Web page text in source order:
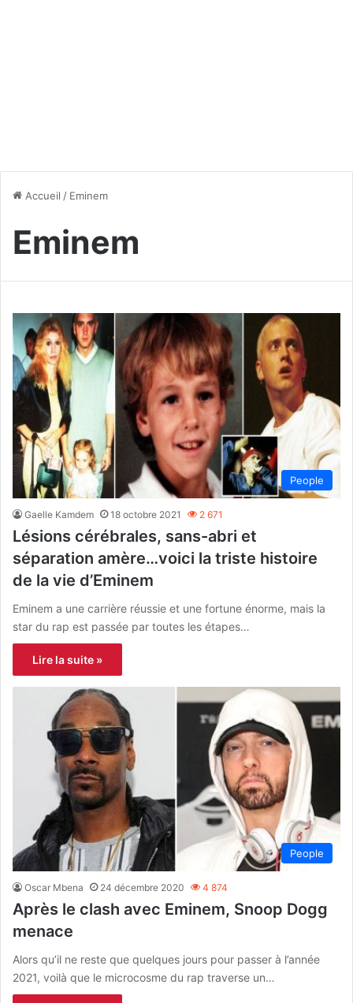
Accueil / Eminem
Eminem
People
Gaelle Kamdem 18 octobre 2021 2 671
Lésions cérébrales, sans-abri et
séparation amère…voici la triste histoire
de la vie d’Eminem
Eminem a une carrière réussie et une fortune énorme, mais la
star du rap est passée par toutes les étapes…
Lire la suite »
People
Oscar Mbena 24 décembre 2020 4 874
Après le clash avec Eminem, Snoop Dogg
menace
Alors qu’il ne reste que quelques jours pour passer à l’année
2021, voilà que le microcosme du rap traverse un…